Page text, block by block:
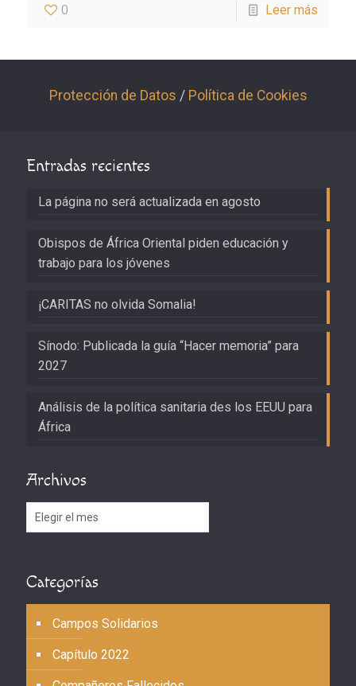
0 Leer más
Protección de Datos / Política de Cookies
Entradas recientes
La página no será actualizada en agosto
Obispos de África Oriental piden educación y
trabajo para los jóvenes
¡CARITAS no olvida Somalia!
Sínodo: Publicada la guía “Hacer memoria” para
2027
Análisis de la política sanitaria des los EEUU para
África
Archivos
Archivos
Categorías
Campos Solidarios
Capítulo 2022